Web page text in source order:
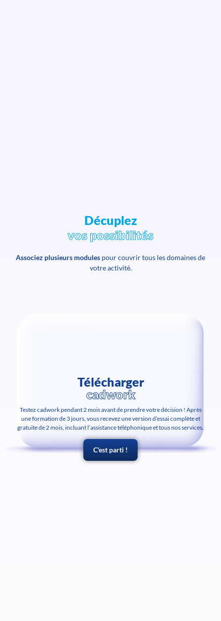
Télécharger
cadwork
Testez cadwork pendant 2 mois avant de prendre votre décision ! Après
une formation de 3 jours, vous recevez une version d’essai complète et
gratuite de 2 mois, incluant l’assistance téléphonique et tous nos services.
C'est parti !
Décuplez
vos possibilités
Associez plusieurs modules pour couvrir tous les domaines de
votre activité.